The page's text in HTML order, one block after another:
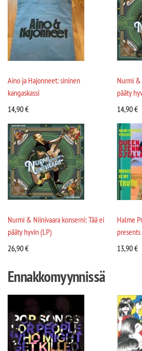
Aino ja Hajonneet: sininen
kangaskassi
14,90€
Nurmi &
pääty
14,90€
Nurmi & Niinivaara konserni: Tää ei
pääty hyvin (LP)
26,90€
Halme
13,90€
Ennakkomyynnissä